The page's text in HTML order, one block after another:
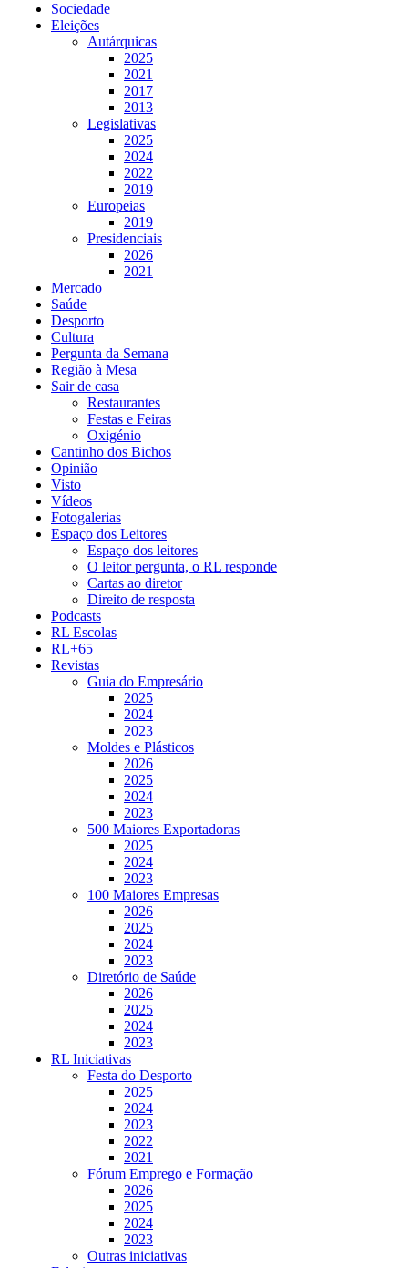
Sociedade
Eleições
Autárquicas
2025
2021
2017
2013
Legislativas
2025
2024
2022
2019
Europeias
2019
Presidenciais
2026
2021
Mercado
Saúde
Desporto
Cultura
Pergunta da Semana
Região à Mesa
Sair de casa
Restaurantes
Festas e Feiras
Oxigénio
Cantinho dos Bichos
Opinião
Visto
Vídeos
Fotogalerias
Espaço dos Leitores
Espaço dos leitores
O leitor pergunta, o RL responde
Cartas ao diretor
Direito de resposta
Podcasts
RL Escolas
RL+65
Revistas
Guia do Empresário
2025
2024
2023
Moldes e Plásticos
2026
2025
2024
2023
500 Maiores Exportadoras
2025
2024
2023
100 Maiores Empresas
2026
2025
2024
2023
Diretório de Saúde
2026
2025
2024
2023
RL Iniciativas
Festa do Desporto
2025
2024
2023
2022
2021
Fórum Emprego e Formação
2026
2025
2024
2023
Outras iniciativas